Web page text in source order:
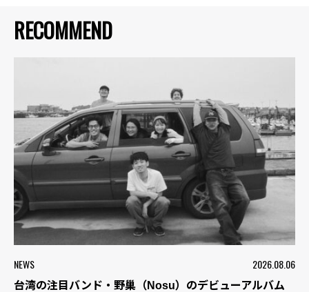
RECOMMEND
NEWS 2026.08.06
台湾の注目バンド・野巢（Nosu）のデビューアルバム